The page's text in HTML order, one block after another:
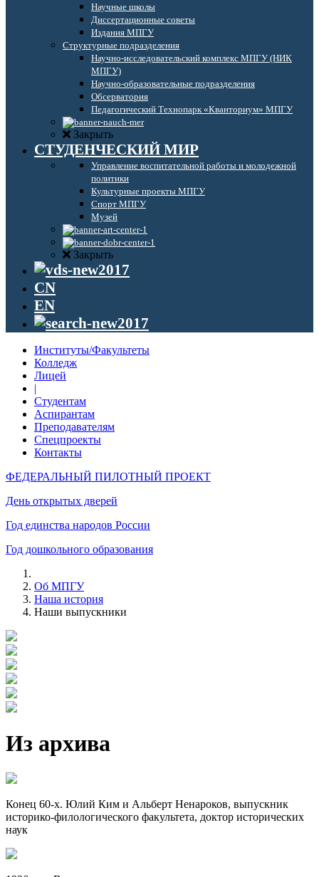
Научные школы
Диссертационные советы
Издания МПГУ
Структурные подразделения
Научно-исследовательский комплекс МПГУ (НИК
МПГУ)
Научно-образовательные подразделения
Обсерватория
Педагогический Технопарк «Кванториум» МПГУ
Закрыть
СТУДЕНЧЕСКИЙ МИР
Управление воспитательной работы и молодежной
политики
Культурные проекты МПГУ
Спорт МПГУ
Музей
Закрыть
CN
EN
Институты/Факультеты
Колледж
Лицей
|
Студентам
Аспирантам
Преподавателям
Спецпроекты
Контакты
ФЕДЕРАЛЬНЫЙ ПИЛОТНЫЙ ПРОЕКТ
День открытых дверей
Год единства народов России
Год дошкольного образования
Об МПГУ
Наша история
Наши выпускники
Из архива
Конец 60-х. Юлий Ким и Альберт Ненароков, выпускник
историко-филологического факультета, доктор исторических
наук